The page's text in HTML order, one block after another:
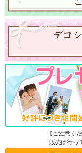
【ご注意く
販売は行っ